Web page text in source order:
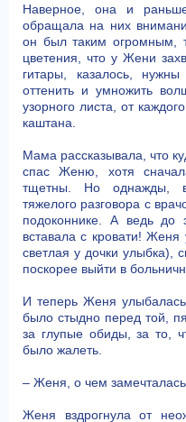
Наверное, она и
обращала на них
он был таким огромным,
цветения, что у Жени
гитары, казалось,
оттенить и умножить
узорного листа, от
каштана.
Мама рассказывала, что
спас Женю, хотя
тщетны. Но однажды,
тяжелого разговора с
подоконнике. А ведь до
вставала с кровати!
светлая у дочки улыбка),
поскорее выйти в
И теперь Женя
было стыдно перед той,
за глупые обиды, за то,
было жалеть.
– Женя, о чем
Женя вздрогнула от